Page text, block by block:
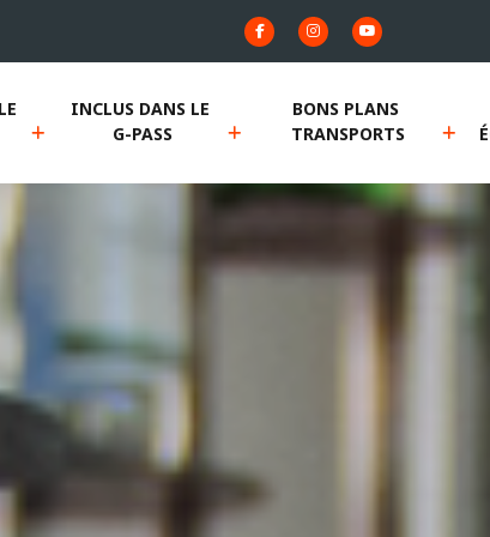
INCLUS DANS LE
G-PASS
BONS PLANS
TRANSPORTS